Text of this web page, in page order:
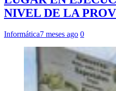
NIVEL DE LA
Informática7 meses ago 0